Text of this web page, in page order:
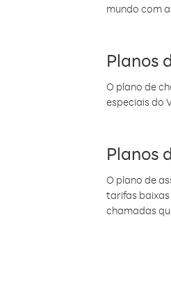
mundo com
Planos
O plano de
especiais do
Planos
O plano de
tarifas baixas
chamadas